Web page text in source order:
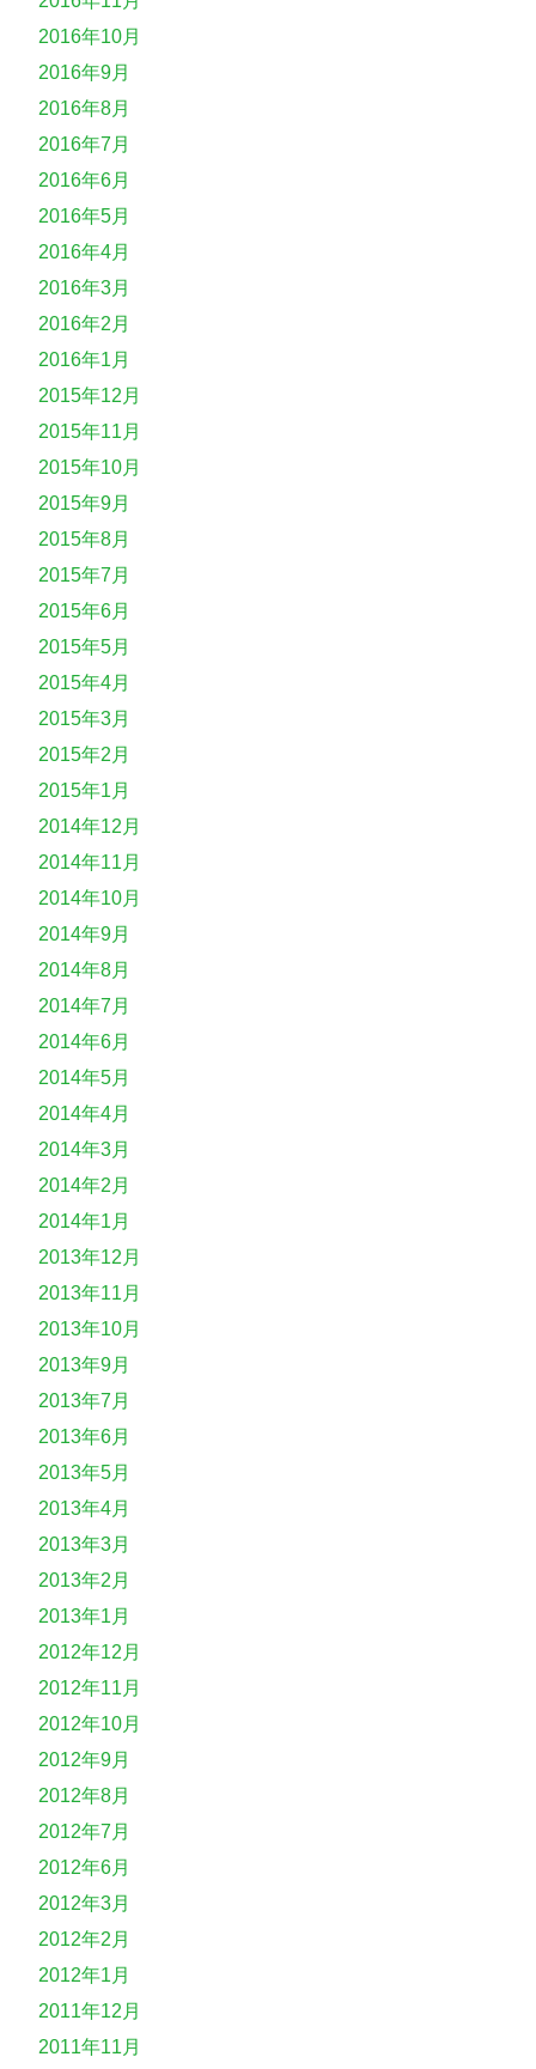
2016年10月
2016年9月
2016年8月
2016年7月
2016年6月
2016年5月
2016年4月
2016年3月
2016年2月
2016年1月
2015年12月
2015年11月
2015年10月
2015年9月
2015年8月
2015年7月
2015年6月
2015年5月
2015年4月
2015年3月
2015年2月
2015年1月
2014年12月
2014年11月
2014年10月
2014年9月
2014年8月
2014年7月
2014年6月
2014年5月
2014年4月
2014年3月
2014年2月
2014年1月
2013年12月
2013年11月
2013年10月
2013年9月
2013年7月
2013年6月
2013年5月
2013年4月
2013年3月
2013年2月
2013年1月
2012年12月
2012年11月
2012年10月
2012年9月
2012年8月
2012年7月
2012年6月
2012年3月
2012年2月
2012年1月
2011年12月
2011年11月